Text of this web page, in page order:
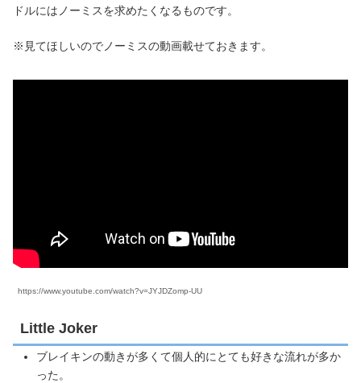
ドルにはノーミスを求めたくなるものです。
※見てほしいのでノーミスの動画載せておきます。
https://www.youtube.com/watch?v=JYJDZomp-UU
Little Joker
ブレイキンの動きが多くて個人的にとても好きな流れが多か
った。